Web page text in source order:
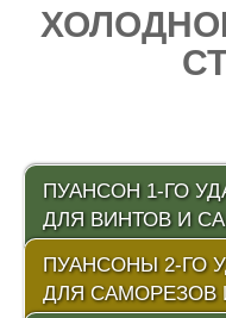
ПУАНСОН 1-ГО
ДЛЯ ВИНТОВ И
ПУАНСОНЫ 2-ГО
ДЛЯ САМОРЕЗОВ